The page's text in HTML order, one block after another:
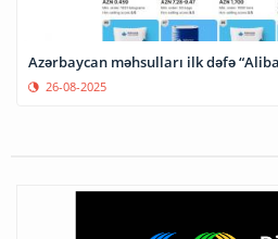
Azərbaycan məhsulları ilk dəfə
26-08-2025